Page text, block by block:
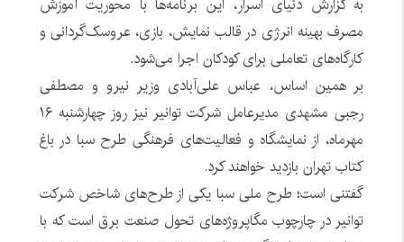
مصرف بهینه انرژی در قالب نمایش، بازی، عروسک‌گردانی و
کارگاه‌های تعاملی برای کودکان اجرا می‌شود.
بر همین اساس، عباس علی‌آبادی وزیر نیرو و مصطفی
رجبی مشهدی مدیرعامل شرکت توانیر نیز روز چهارشنبه ۱۶
مهرماه، از نمایشگاه و فعالیت‌های فرهنگی طرح سبا در باغ
کتاب تهران بازدید خواهند کرد.
گفتنی است؛ طرح ملی سبا یکی از طرح‌های شاخص شرکت
توانیر در چارچوب مگاپروژه‌های تحول صنعت برق است که با